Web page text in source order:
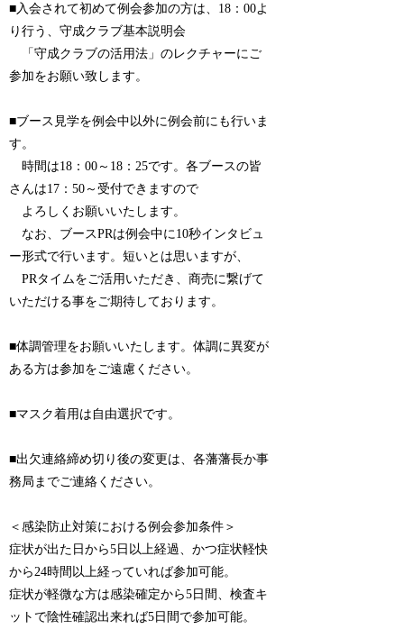
■入会されて初めて例会参加の方は、18：00よ
り行う、守成クラブ基本説明会
「守成クラブの活用法」のレクチャーにご
参加をお願い致します。
■ブース見学を例会中以外に例会前にも行いま
す。
時間は18：00～18：25です。各ブースの皆
さんは17：50～受付できますので
よろしくお願いいたします。
なお、ブースPRは例会中に10秒インタビュ
ー形式で行います。短いとは思いますが、
PRタイムをご活用いただき、商売に繋げて
いただける事をご期待しております。
■体調管理をお願いいたします。体調に異変が
ある方は参加をご遠慮ください。
■マスク着用は自由選択です。
■出欠連絡締め切り後の変更は、各藩藩長か事
務局までご連絡ください。
＜感染防止対策における例会参加条件＞
症状が出た日から5日以上経過、かつ症状軽快
から24時間以上経っていれば参加可能。
症状が軽微な方は感染確定から5日間、検査キ
ットで陰性確認出来れば5日間で参加可能。